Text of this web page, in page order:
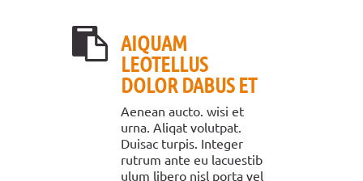
AIQUAM
LEOTELLUS
DOLOR DABUS ET
Aenean aucto. wisi et
urna. Aliqat volutpat.
Duisac turpis. Integer
rutrum ante eu lacuestib
ulum libero nisl porta vel